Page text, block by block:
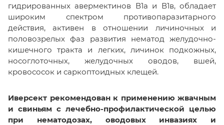
гидрированных авермектинов В1а и В1в, обладает
широким спектром противопаразитарного
действия, активен в отношении личиночных и
половозрелых фаз развития нематод желудочно-
кишечного тракта и легких, личинок подкожных,
носоглоточных, желудочных оводов, вшей,
кровососок и саркоптоидных клещей.
Иверсект рекомендован к применению жвачным
и свиньям с лечебно-профилактической целью
при нематодозах, оводовых инвазиях и